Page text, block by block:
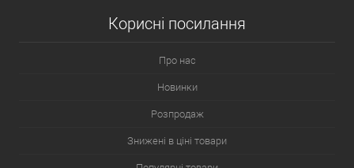
Корисні посилання
Про нас
Новинки
Розпродаж
Знижені в ціні товари